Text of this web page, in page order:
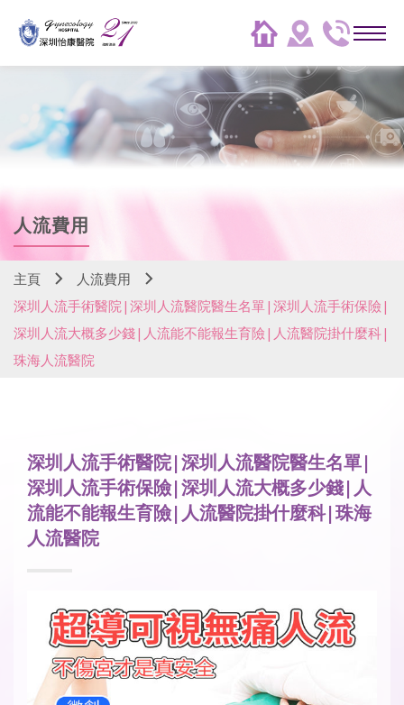
人流費用
主頁
人流費用
深圳人流手術醫院|深圳人流醫院醫生名單|深圳人流手術保險|
深圳人流大概多少錢|人流能不能報生育險|人流醫院掛什麼科|
珠海人流醫院
深圳人流手術醫院|深圳人流醫院醫生名單|
深圳人流手術保險|深圳人流大概多少錢|人
流能不能報生育險|人流醫院掛什麼科|珠海
人流醫院